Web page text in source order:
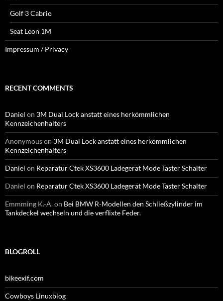
Golf 3 Cabrio
Seat Leon 1M
Impressum / Privacy
RECENT COMMENTS
Daniel on 3M Dual Lock anstatt eines herkömmlichen
Kennzeichenhalters
Anonymouson 3M Dual Lock anstatt eines herkömmlichen
Kennzeichenhalters
Daniel on Reparatur Ctek XS3600 Ladegerät Mode Taster Schalter
Daniel on Reparatur Ctek XS3600 Ladegerät Mode Taster Schalter
Emmming K.-A.on Bei BMW R-Modellen den Schließzylinder im
Tankdeckel wechseln und die verflixte Feder.
BLOGROLL
bikeexif.com
Cowboys Linuxblog